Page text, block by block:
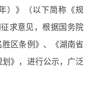
）》（以下简称《规
求意见，根据国务院
胜区条例》、《湖南省
》，进行公示，广泛